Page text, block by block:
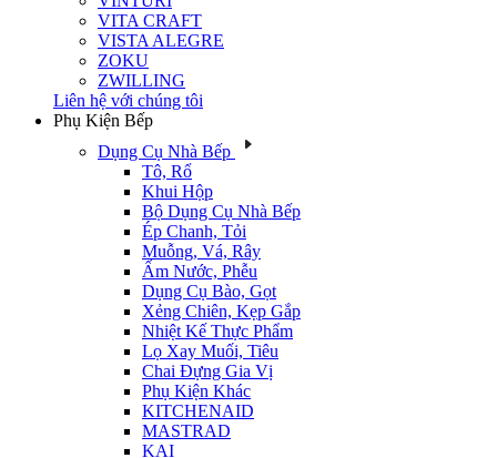
VITA CRAFT
VISTA ALEGRE
ZOKU
ZWILLING
Liên hệ với chúng tôi
Phụ Kiện Bếp
Dụng Cụ Nhà Bếp
Tô, Rổ
Khui Hộp
Bộ Dụng Cụ Nhà Bếp
Ép Chanh, Tỏi
Muỗng, Vá, Rây
Ấm Nước, Phễu
Dụng Cụ Bào, Gọt
Xẻng Chiên, Kẹp Gắp
Nhiệt Kế Thực Phẩm
Lọ Xay Muối, Tiêu
Chai Đựng Gia Vị
Phụ Kiện Khác
KITCHENAID
MASTRAD
KAI